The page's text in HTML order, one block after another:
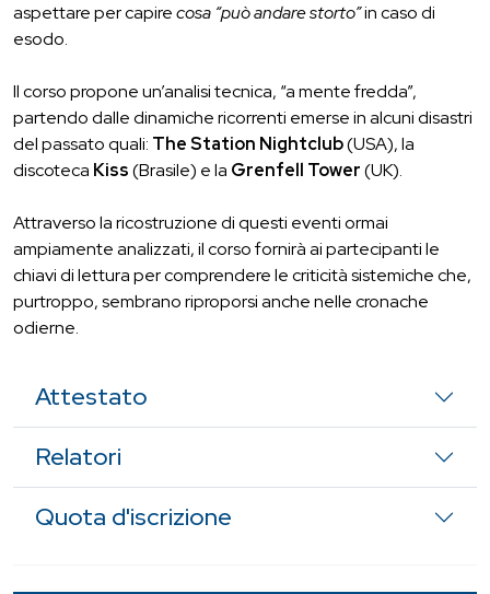
aspettare per capirecosa “può andare storto”in caso di
esodo.
Il corso propone un’analisi tecnica, “a mente fredda”,
partendo dalle dinamiche ricorrenti emerse in alcuni disastri
del passato quali: The Station Nightclub(USA), la
discoteca Kiss(Brasile) e la Grenfell Tower(UK).
Attraverso la ricostruzione di questi eventi ormai
ampiamente analizzati, il corso fornirà ai partecipanti le
chiavi di lettura per comprendere le criticità sistemiche che,
purtroppo, sembrano riproporsi anche nelle cronache
odierne.
Attestato
Relatori
Quota d'iscrizione